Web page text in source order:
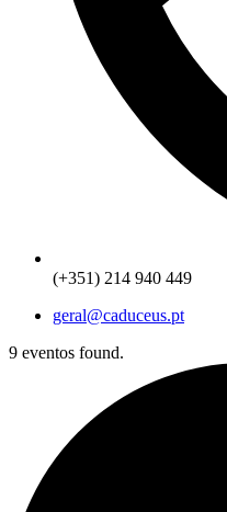
(+351) 214 940 449
geral@caduceus.pt
9 eventos found.